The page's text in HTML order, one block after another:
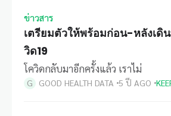
ข่าวสาร
เตรียมตัวให้พร้อมก่อน-หลังเดิ
วิด19
โควิดกลับมาอีกครั้งแล้ว เราไม่
GOOD HEALTH DATA 5 ปี AGO